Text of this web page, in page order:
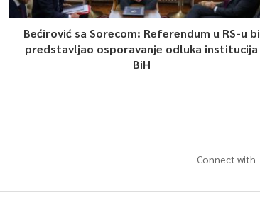
Bećirović sa Sorecom: Referendum u RS-u bi
predstavljao osporavanje odluka institucija
BiH
Connect with